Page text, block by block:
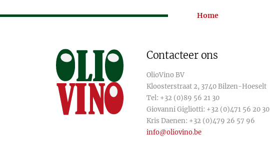
Home
Contacteer ons
OlioVino BV
Kloosterstraat 2, 3740 Bilzen-Hoeselt
Tel: +32 (0)89 56 21 30
Giovanni Gigliotti: +32 (0)471 56 20 30
Kris Daenen: +32 (0)479 26 57 96
info@oliovino.be